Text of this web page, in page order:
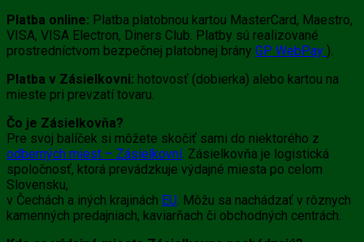
Platba online: Platba platobnou kartou MasterCard, Maestro,
VISA, VISA Electron, Diners Club. Platby sú realizované
prostredníctvom bezpečnej platobnej brány GP WebPay ).
Platba v Zásielkovni: hotovosť (dobierka) alebo kartou na
mieste pri prevzatí tovaru.
Čo je Zásielkovňa?
Pre svoj balíček si môžete skočiť sami do niektorého z
odberných miest – Zásielkovní. Zásielkovňa je logistická
spoločnosť, ktorá prevádzkuje výdajné miesta po celom
Slovensku,
v Čechách a iných krajinách EU . Môžu sa nachádzať v rôznych
kamenných predajniach, kaviarňach či obchodných centrách.